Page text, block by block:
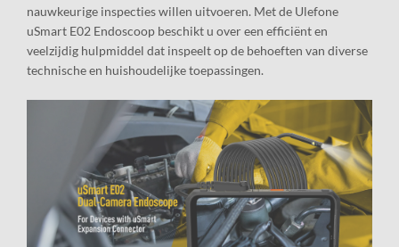
nauwkeurige inspecties willen uitvoeren. Met de Ulefone
uSmart E02 Endoscoop beschikt u over een efficiënt en
veelzijdig hulpmiddel dat inspeelt op de behoeften van diverse
technische en huishoudelijke toepassingen.